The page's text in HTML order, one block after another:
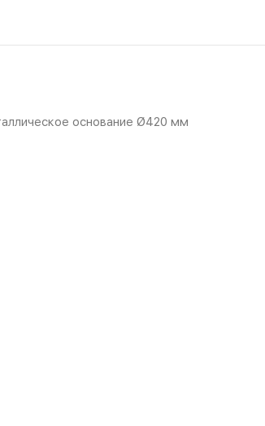
основание Ø420 мм